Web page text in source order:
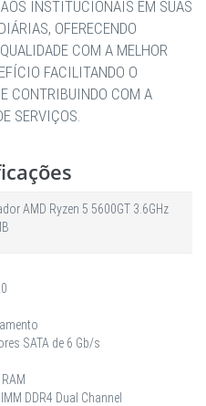
INSTITUCIONAIS EM SUAS
OFERECENDO
COM A MELHOR
FACILITANDO O
CONTRIBUINDO COM A
SERVIÇOS.
AMD Ryzen 5 5600GT 3.6GHz
SATA de 6 Gb/s
DDR4 Dual Channel